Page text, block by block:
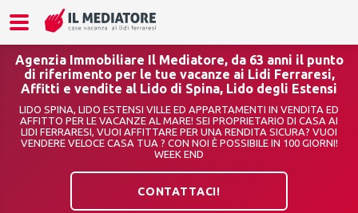
Agenzia Immobiliare Il Mediatore, da 63 anni il punto
di riferimento per le tue vacanze ai Lidi Ferraresi,
Affitti e vendite al Lido di Spina, Lido degli Estensi
LIDO SPINA, LIDO ESTENSI VILLE ED APPARTAMENTI IN VENDITA ED
AFFITTO PER LE VACANZE AL MARE! SEI PROPRIETARIO DI CASA AI
LIDI FERRARESI, VUOI AFFITTARE PER UNA RENDITA SICURA? VUOI
VENDERE VELOCE CASA TUA ? CON NOI È POSSIBILE IN 100 GIORNI!
WEEK END
CONTATTACI!